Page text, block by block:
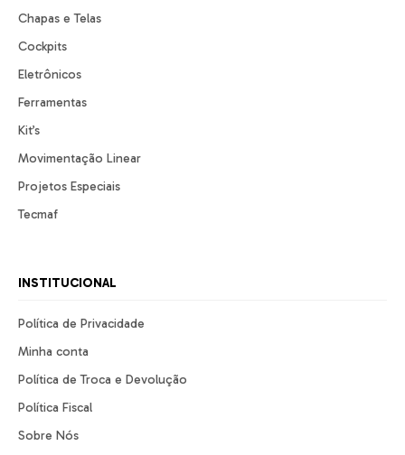
Chapas e Telas
Cockpits
Eletrônicos
Ferramentas
Kit’s
Movimentação Linear
Projetos Especiais
Tecmaf
INSTITUCIONAL
Política de Privacidade
Minha conta
Política de Troca e Devolução
Política Fiscal
Sobre Nós